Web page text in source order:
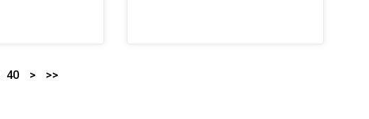
40 > >>